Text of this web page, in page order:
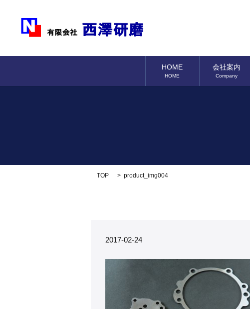
HOME
HOME
会社案内
Company
TOP product_img004
2017-02-24